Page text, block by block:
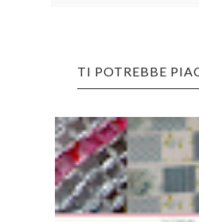
TI POTREBBE